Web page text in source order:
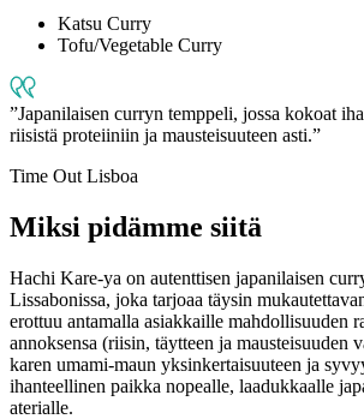
Katsu Curry
Tofu/Vegetable Curry
Japanilaisen curryn temppeli, jossa kokoat
riisistä proteiiniin ja mausteisuuteen asti.
Time Out Lisboa
Miksi pidämme siitä
Hachi Kare-ya on autenttisen japanilaisen
Lissabonissa, joka tarjoaa täysin
erottuu antamalla asiakkaille mahdollisuuden
annoksensa (riisin, täytteen ja mausteisuuden
karen umami-maun yksinkertaisuuteen ja
ihanteellinen paikka nopealle, laadukkaalle
aterialle.